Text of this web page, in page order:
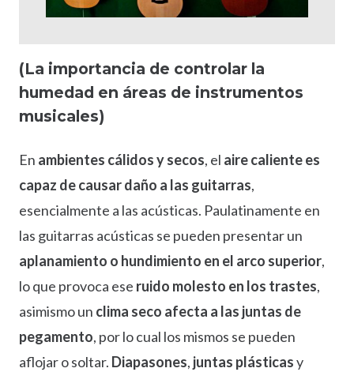
(La importancia de controlar la
humedad en áreas de instrumentos
musicales)
En ambientes cálidos y secos, el aire caliente es
capaz de causar daño a las guitarras,
esencialmente a las acústicas. Paulatinamente en
las guitarras acústicas se pueden presentar un
aplanamiento o hundimiento en el arco superior,
lo que provoca ese ruido molesto en los trastes,
asimismo un clima seco afecta a las juntas de
pegamento, por lo cual los mismos se pueden
aflojar o soltar. Diapasones, juntas plásticasy